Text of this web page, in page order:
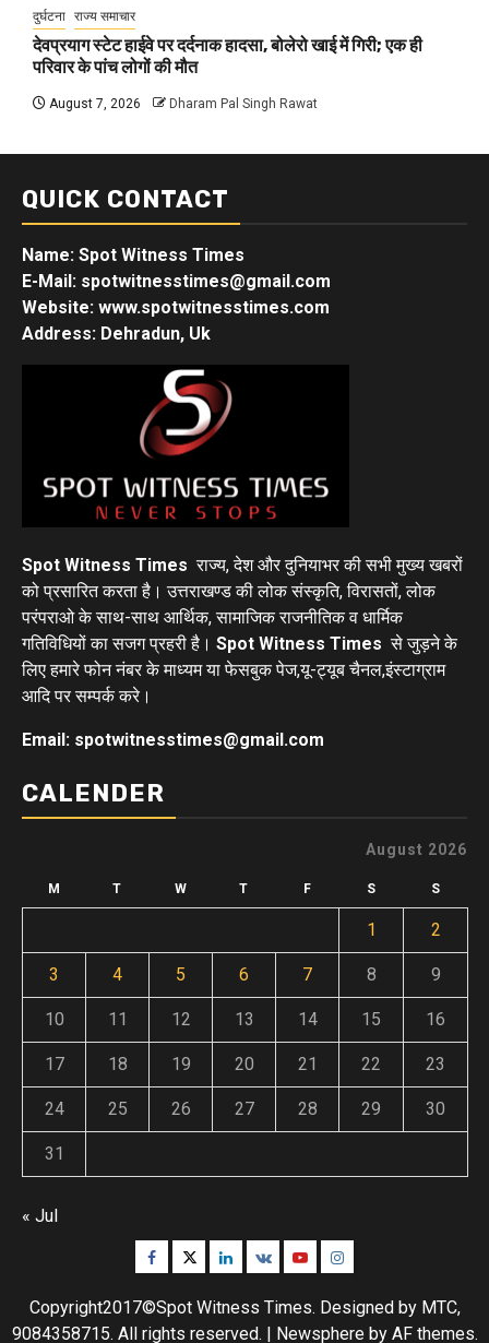
दुर्घटना राज्य समाचार
देवप्रयाग स्टेट हाईवे पर दर्दनाक हादसा, बोलेरो खाई में गिरी; एक ही
परिवार के पांच लोगों की मौत
August 7, 2026 Dharam Pal Singh Rawat
QUICK CONTACT
Name: Spot Witness Times
E-Mail: spotwitnesstimes@gmail.com
Website: www.spotwitnesstimes.com
Address: Dehradun, Uk
Spot Witness Times राज्य, देश और दुनियाभर की सभी मुख्य खबरों
को प्रसारित करता है। उत्तराखण्ड की लोक संस्कृति, विरासतों, लोक
परंपराओ के साथ-साथ आर्थिक, सामाजिक राजनीतिक व धार्मिक
गतिविधियों का सजग प्रहरी है। Spot Witness Times से जुड़ने के
लिए हमारे फोन नंबर के माध्यम या फेसबुक पेज,यू-ट्यूब चैनल,इंस्टाग्राम
आदि पर सम्पर्क करे।
Email: spotwitnesstimes@gmail.com
CALENDER
August 2026
M T W T F S S
1 2
3 4 5 6 7 8 9
10 11 12 13 14 15 16
17 18 19 20 21 22 23
24 25 26 27 28 29 30
31
« Jul
Facebook
TwitterLinkedin
VK YoutubeInstagram
Copyright2017©Spot Witness Times. Designed by MTC,
9084358715. All rights reserved. | Newsphereby AF themes.